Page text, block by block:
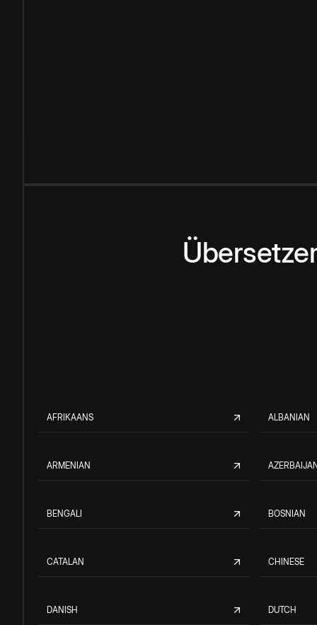
AFRIKAANS ALBANIAN
ARMENIAN
BENGALI BOSNIAN
CATALAN CHINESE
DANISH DUTCH